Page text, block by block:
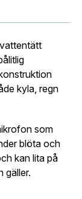
kyla, regn
som
blöta och
kan lita på
gäller.
eget
enligt